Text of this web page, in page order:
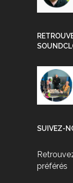
SUIVEZ-
préférés